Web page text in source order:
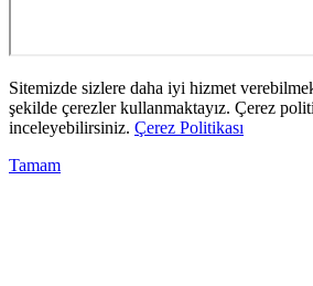
Sitemizde sizlere daha iyi hizmet
şekilde çerezler kullanmaktayız. Çerez
inceleyebilirsiniz. Çerez Politikası
Tamam